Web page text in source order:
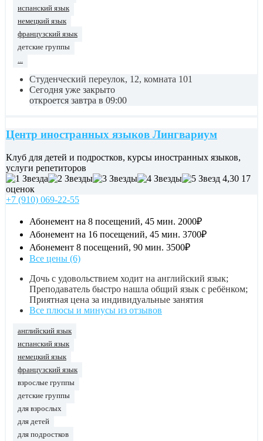
испанский язык
немецкий язык
французский язык
детские группы
Студенческий переулок, 12, комната 101
Сегодня уже закрыто
откроется завтра в 09:00
Центр иностранных языков Лингвариум
Клуб для детей и подростков, курсы иностранных языков,
услуги репетиторов
4,30 17
оценок
+7 (910) 069-22-55
Абонемент на 8 посещений, 45 мин. 2000₽
Абонемент на 16 посещений, 45 мин. 3700₽
Абонемент 8 посещений, 90 мин. 3500₽
Все цены (6)
Дочь с удовольствием ходит на английский язык;
Преподаватель быстро нашла общий язык с ребёнком;
Приятная цена за индивидуальные занятия
Все плюсы и минусы из отзывов
английский язык
испанский язык
немецкий язык
французский язык
взрослые группы
детские группы
для взрослых
для детей
для подростков